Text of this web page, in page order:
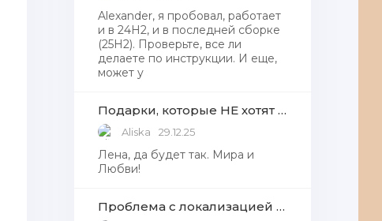
Alexander, я пробовал, работает
и в 24H2, и в последней сборке
(25H2). Проверьте, все ли
делаете по инструкции. И еще,
может у
Подарки, которые НЕ хотят получать от Деда Мороза
Aliska 29.12.25
Лена, да будет так. Мира и
Любви!
Проблема с локализацией языков Windows Defender, Microsoft Store в Windows 11